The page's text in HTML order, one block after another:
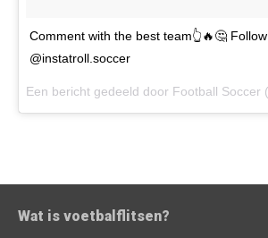
Comment with the best team👆🔥🤔 Follow
@instatroll.soccer
Wat is voetbalflitsen?